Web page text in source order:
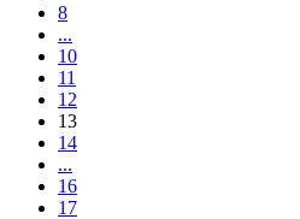
8
...
10
11
12
13
14
...
16
17